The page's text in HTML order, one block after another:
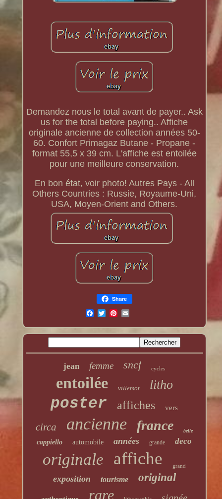
Demandez nous le total avant de payer.. Ask
us for the total before paying.. Affiche
originale ancienne de collection années 50-
60. Confort Primagaz Butane - Propane -
format 55,5 x 39 cm. L'affiche est entoilée
pour une meilleure conservation.
En bon état, voir photo! Autres Pays - All
Others Countries : Russie, Royaume-Uni,
USA, Moyen-Orient and Others.
Share
jean femme sncf cycles
entoilée villemot litho
poster affiches vers
circa ancienne france belle
cappiello automobile années grande deco
originale affiche grand
exposition tourisme original
rare